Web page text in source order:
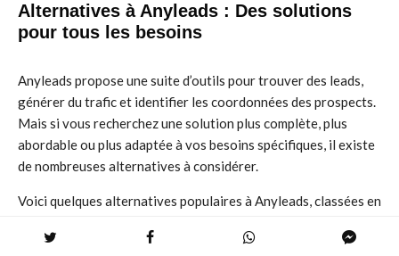
Alternatives à Anyleads : Des solutions
pour tous les besoins
Anyleads propose une suite d’outils pour trouver des leads,
générer du trafic et identifier les coordonnées des prospects.
Mais si vous recherchez une solution plus complète, plus
abordable ou plus adaptée à vos besoins spécifiques, il existe
de nombreuses alternatives à considérer.
Voici quelques alternatives populaires à Anyleads, classées en